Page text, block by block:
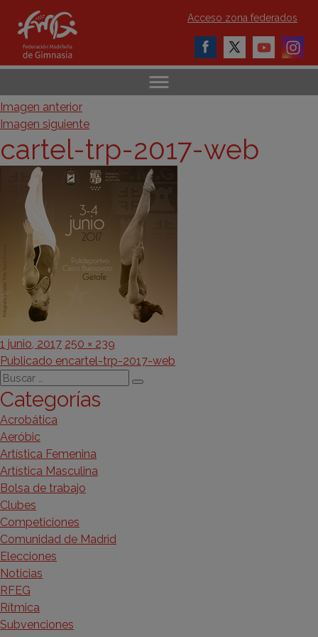
Acceso zona federados
Imagen anterior
Imagen siguiente
cartel-trp-2017-web
Publicado
el
1 junio, 2017 Tamaño
completo
250 × 239
Navegación
de
entradas
Publicado encartel-trp-2017-web
Buscar
por:
Buscar
Categorías
Acrobática
Aeróbic
Artística Femenina
Artística Masculina
Bolsa de trabajo
Clubes
Competiciones
Comunidad de Madrid
Elecciones
Noticias
RFEG
Rítmica
Subvenciones